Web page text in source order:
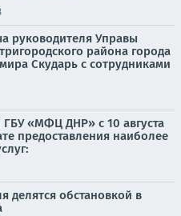
руководителя Управы
района города
Скударь с сотрудниками
ГБУ «МФЦ ДНР» с 10 августа
предоставления наиболее
делятся обстановкой в